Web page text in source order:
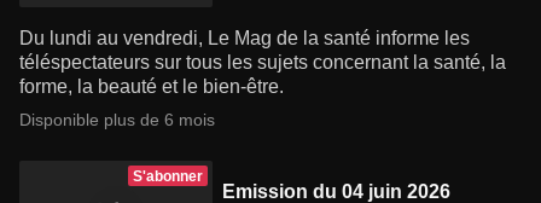
Du lundi au vendredi, Le Mag de la santé informe les
téléspectateurs sur tous les sujets concernant la santé, la
forme, la beauté et le bien-être.
Disponible plus de 6 mois
S'abonner
Emission du 04 juin 2026